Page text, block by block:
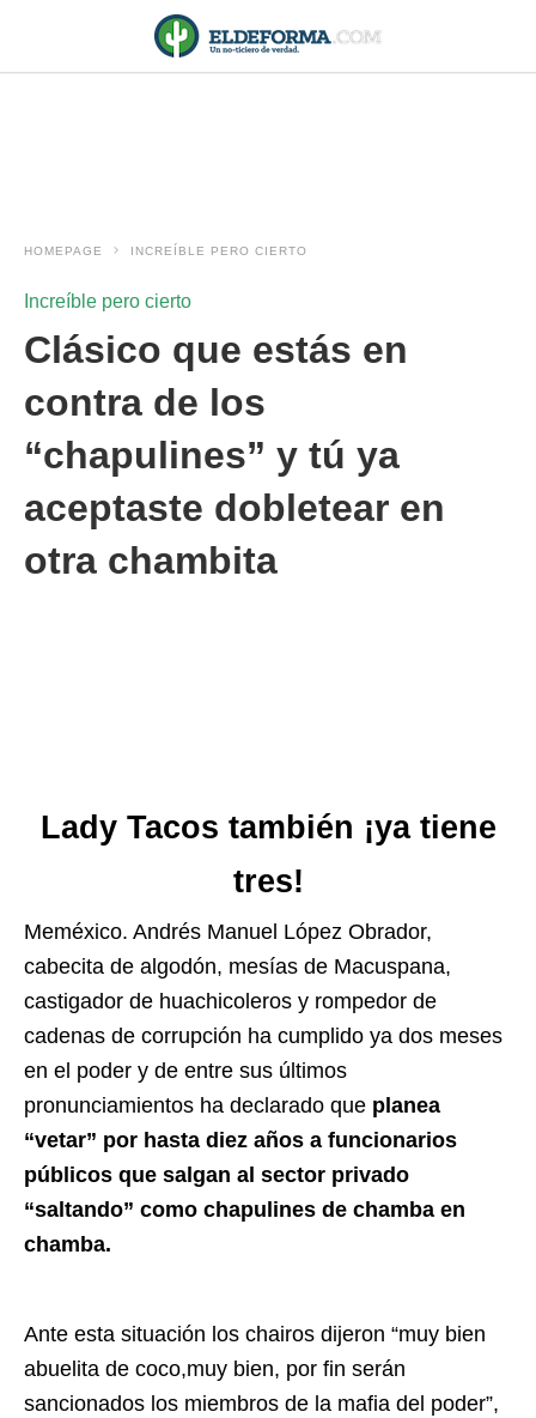
HOMEPAGE INCREÍBLE PERO CIERTO
Increíble pero cierto
Clásico que estás en
contra de los
“chapulines” y tú ya
aceptaste dobletear en
otra chambita
Lady Tacos también ¡ya tiene
tres!
Meméxico. Andrés Manuel López Obrador,
cabecita de algodón, mesías de Macuspana,
castigador de huachicoleros y rompedor de
cadenas de corrupción ha cumplido ya dos meses
en el poder y de entre sus últimos
pronunciamientos ha declarado que planea
“vetar” por hasta diez años a funcionarios
públicos que salgan al sector privado
“saltando” como chapulines de chamba en
chamba.
Ante esta situación los chairos dijeron “muy bien
abuelita de coco,muy bien, por fin serán
sancionados los miembros de la mafia del poder”,